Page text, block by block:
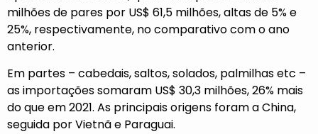
milhões de pares por US$ 61,5 milhões, altas de 5% e
25%, respectivamente, no comparativo com o ano
anterior.
Em partes – cabedais, saltos, solados, palmilhas etc –
as importações somaram US$ 30,3 milhões, 26% mais
do que em 2021. As principais origens foram a China,
seguida por Vietnã e Paraguai.